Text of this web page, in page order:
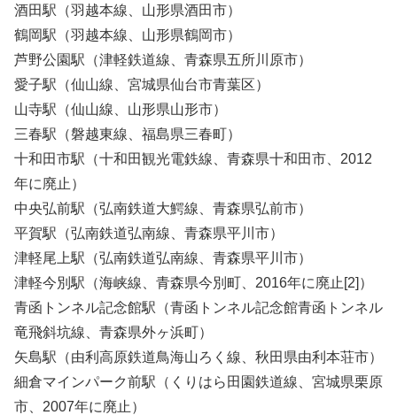
酒田駅（羽越本線、山形県酒田市）
鶴岡駅（羽越本線、山形県鶴岡市）
芦野公園駅（津軽鉄道線、青森県五所川原市）
愛子駅（仙山線、宮城県仙台市青葉区）
山寺駅（仙山線、山形県山形市）
三春駅（磐越東線、福島県三春町）
十和田市駅（十和田観光電鉄線、青森県十和田市、2012
年に廃止）
中央弘前駅（弘南鉄道大鰐線、青森県弘前市）
平賀駅（弘南鉄道弘南線、青森県平川市）
津軽尾上駅（弘南鉄道弘南線、青森県平川市）
津軽今別駅（海峡線、青森県今別町、2016年に廃止[2]）
青函トンネル記念館駅（青函トンネル記念館青函トンネル
竜飛斜坑線、青森県外ヶ浜町）
矢島駅（由利高原鉄道鳥海山ろく線、秋田県由利本荘市）
細倉マインパーク前駅（くりはら田園鉄道線、宮城県栗原
市、2007年に廃止）